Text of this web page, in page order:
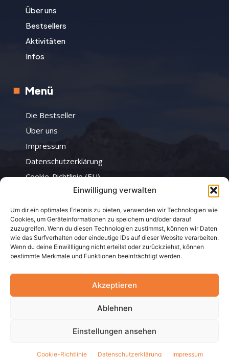
Einwilligung verwalten
Um dir ein optimales Erlebnis zu bieten, verwenden wir Technologien wie
Cookies, um Geräteinformationen zu speichern und/oder darauf
zuzugreifen. Wenn du diesen Technologien zustimmst, können wir Daten
wie das Surfverhalten oder eindeutige IDs auf dieser Website verarbeiten.
Wenn du deine Einwillligung nicht erteilst oder zurückziehst, können
bestimmte Merkmale und Funktionen beeinträchtigt werden.
Akzeptieren
Ablehnen
Einstellungen ansehen
Cookie-Richtlinie Datenschutzerklärung Impressum
Über uns
Bestsellers
Aktivitäten
Infos
Menü
Die Bestseller
Über uns
Impressum
Datenschutzerklärung
Cookie-Richtlinie (EU)
Infos
Fakten über die Insel
Vulkanische Wunderwelt
Teneriffa.